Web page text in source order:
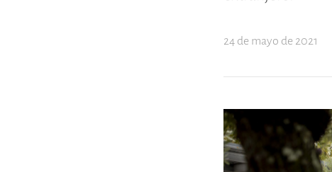
24 de mayo de 2021